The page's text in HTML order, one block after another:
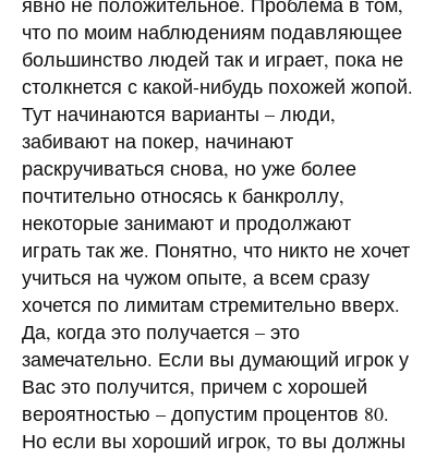
что по моим наблюдениям подавляющее
большинство людей так и играет, пока не
столкнется с какой-нибудь похожей жопой.
Тут начинаются варианты – люди,
забивают на покер, начинают
раскручиваться снова, но уже более
почтительно относясь к банкроллу,
некоторые занимают и продолжают
играть так же. Понятно, что никто не хочет
учиться на чужом опыте, а всем сразу
хочется по лимитам стремительно вверх.
Да, когда это получается – это
замечательно. Если вы думающий игрок у
Вас это получится, причем с хорошей
вероятностью – допустим процентов 80.
Но если вы хороший игрок, то вы должны